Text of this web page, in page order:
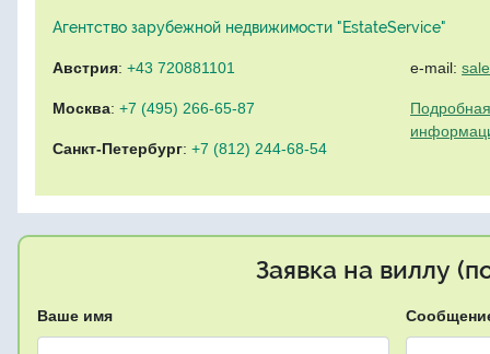
Агентство зарубежной недвижимости "EstateService"
Австрия: +43 720881101
Москва: +7 (495) 266-65-87
Санкт-Петербург: +7 (812) 244-68-54
e-mail:
Заявка на виллу
Ваше имя